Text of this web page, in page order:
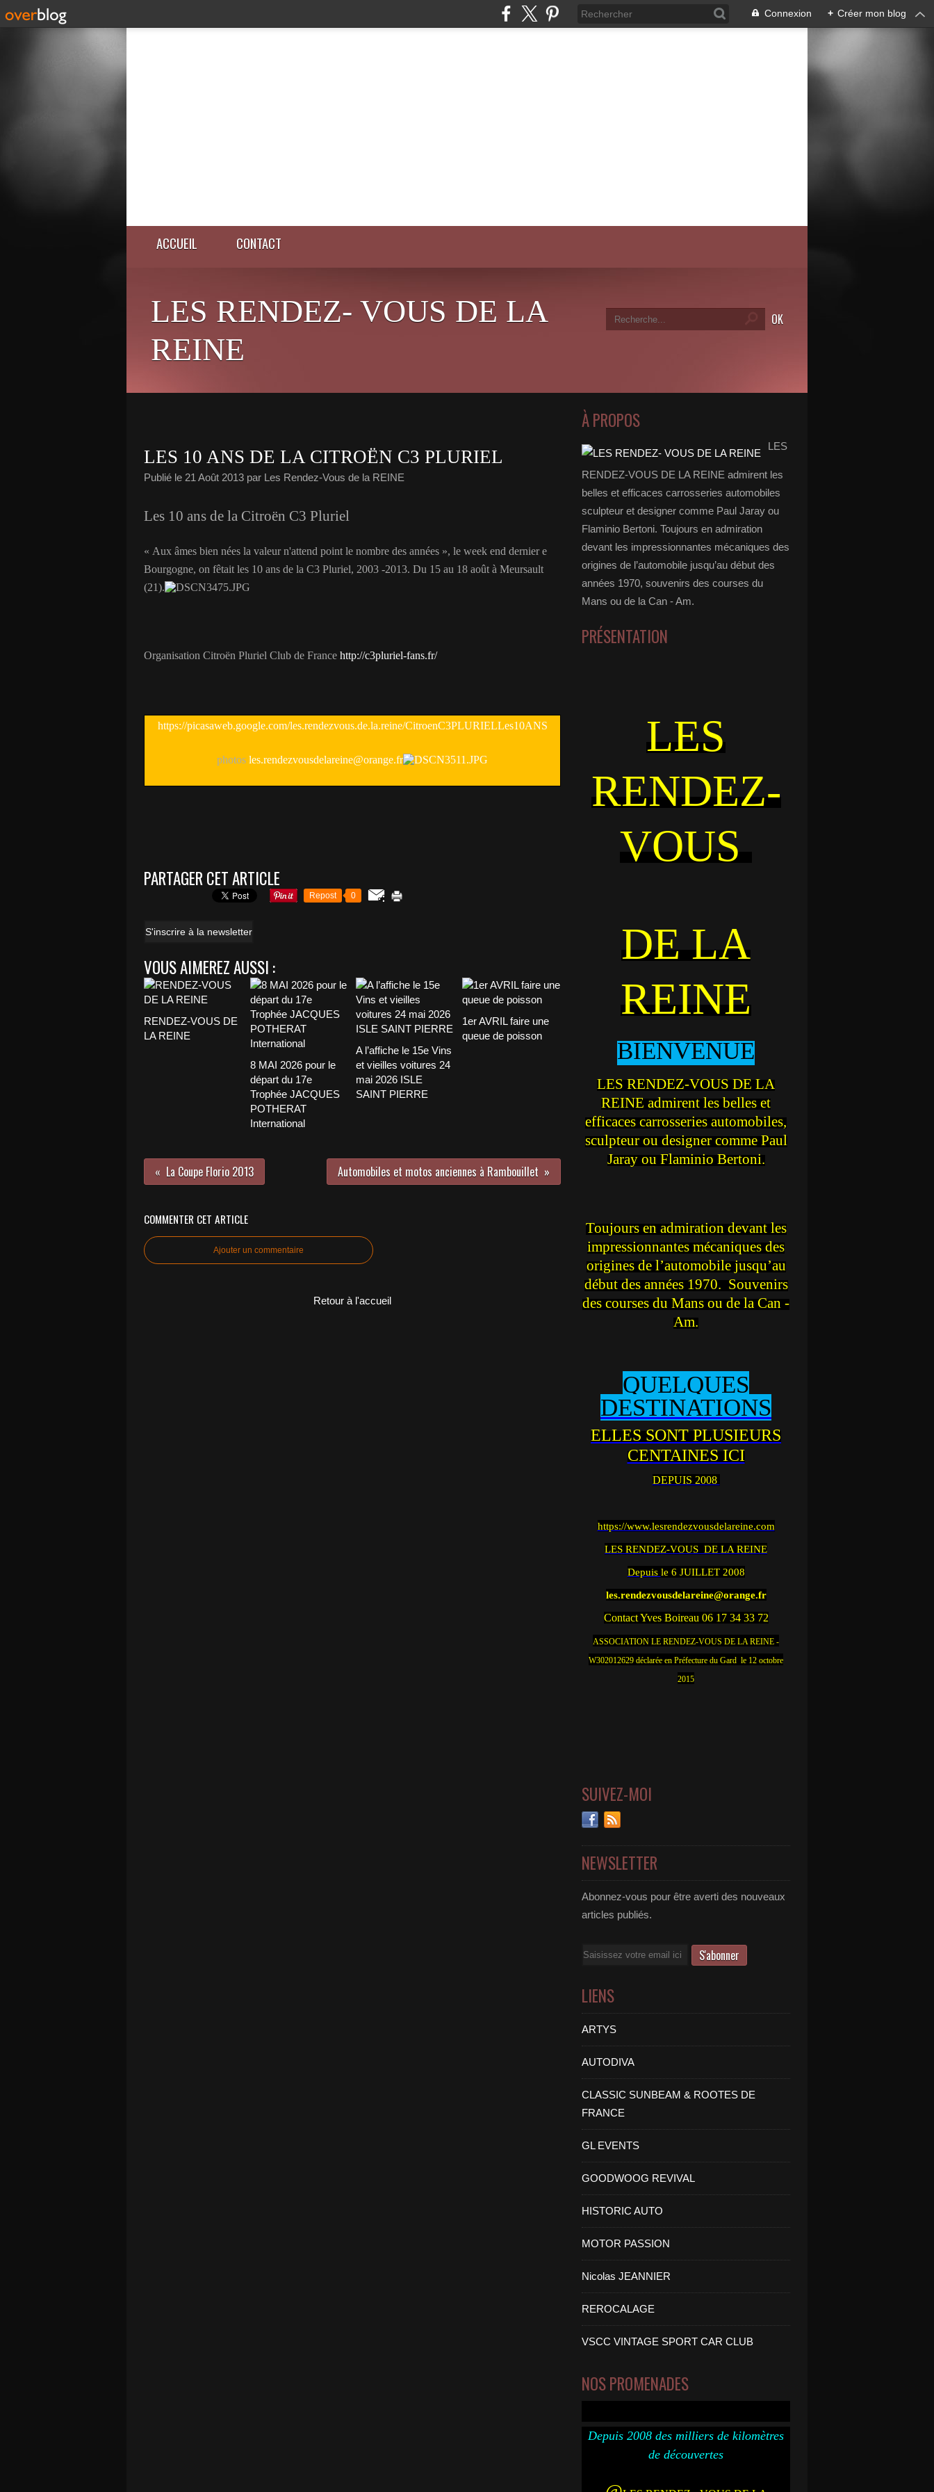
Connexion + Créer mon blog
ACCUEIL CONTACT
LES RENDEZ- VOUS DE LA
REINE
LES 10 ANS DE LA CITROËN C3 PLURIEL
Publié le 21 Août 2013 par Les Rendez-Vous de la REINE
Les 10 ans de la Citroën C3 Pluriel
« Aux âmes bien nées la valeur n'attend point le nombre des années », le week end dernier e
Bourgogne, on fêtait les 10 ans de la C3 Pluriel, 2003 -2013. Du 15 au 18 août à Meursault
(21).
Organisation Citroën Pluriel Club de France http://c3pluriel-fans.fr/
https://picasaweb.google.com/les.rendezvous.de.la.reine/CitroenC3PLURIELLes10ANS
photos les.rendezvousdelareine@orange.fr
PARTAGER CET ARTICLE
Repost 0
S'inscrire à la newsletter
VOUS AIMEREZ AUSSI :
RENDEZ-VOUS DE
LA REINE
8 MAI 2026 pour le
départ du 17e
Trophée JACQUES
POTHERAT
International
A l’affiche le 15e Vins
et vieilles voitures 24
mai 2026 ISLE
SAINT PIERRE
1er AVRIL faire une
queue de poisson
La Coupe Florio 2013 Automobiles et motos anciennes à Rambouillet
COMMENTER CET ARTICLE
Ajouter un commentaire
Retour à l'accueil
À PROPOS
LES
RENDEZ-VOUS DE LA REINE admirent les
belles et efficaces carrosseries automobiles
sculpteur et designer comme Paul Jaray ou
Flaminio Bertoni. Toujours en admiration
devant les impressionnantes mécaniques des
origines de l’automobile jusqu’au début des
années 1970, souvenirs des courses du
Mans ou de la Can - Am.
PRÉSENTATION
LES
RENDEZ-
VOUS
DE LA
REINE
BIENVENUE
LES RENDEZ-VOUS DE LA
REINE admirent les belles et
efficaces carrosseries automobiles,
sculpteur ou designer comme Paul
Jaray ou Flaminio Bertoni.
Toujours en admiration devant les
impressionnantes mécaniques des
origines de l’automobile jusqu’au
début des années 1970. Souvenirs
des courses du Mans ou de la Can -
Am.
QUELQUES
DESTINATIONS
ELLES SONT PLUSIEURS
CENTAINES ICI
DEPUIS 2008
https://www.lesrendezvousdelareine.com
LES RENDEZ-VOUS DE LA REINE
Depuis le 6 JUILLET 2008
les.rendezvousdelareine@orange.fr
Contact Yves Boireau 06 17 34 33 72
ASSOCIATION LE RENDEZ-VOUS DE LA REINE -
W302012629 déclarée en Préfecture du Gard le 12 octobre
2015
SUIVEZ-MOI
NEWSLETTER
Abonnez-vous pour être averti des nouveaux
articles publiés.
Email
LIENS
ARTYS
AUTODIVA
CLASSIC SUNBEAM & ROOTES DE
FRANCE
GL EVENTS
GOODWOOG REVIVAL
HISTORIC AUTO
MOTOR PASSION
Nicolas JEANNIER
REROCALAGE
VSCC VINTAGE SPORT CAR CLUB
NOS PROMENADES
Depuis 2008 des milliers de kilomètres
de découvertes